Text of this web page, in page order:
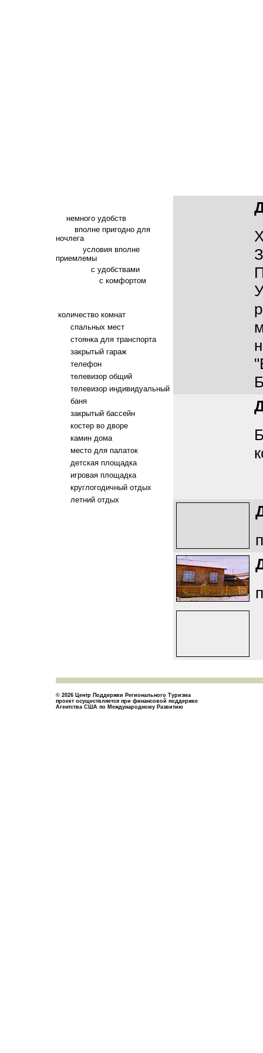
немного удобств
вполне пригодно для
ночлега
условия вполне
приемлемы
с удобствами
с комфортом
количество комнат
спальных мест
стоянка для транспорта
закрытый гараж
телефон
телевизор общий
телевизор индивидуальный
баня
закрытый бассейн
костер во дворе
камин дома
место для палаток
детская площадка
игровая площадка
круглогодичный отдых
летний отдых
© 2026 Центр Поддержки Регионального Туризма
проект осуществляется при финансовой поддержке
Агентства США по Международному Развитию